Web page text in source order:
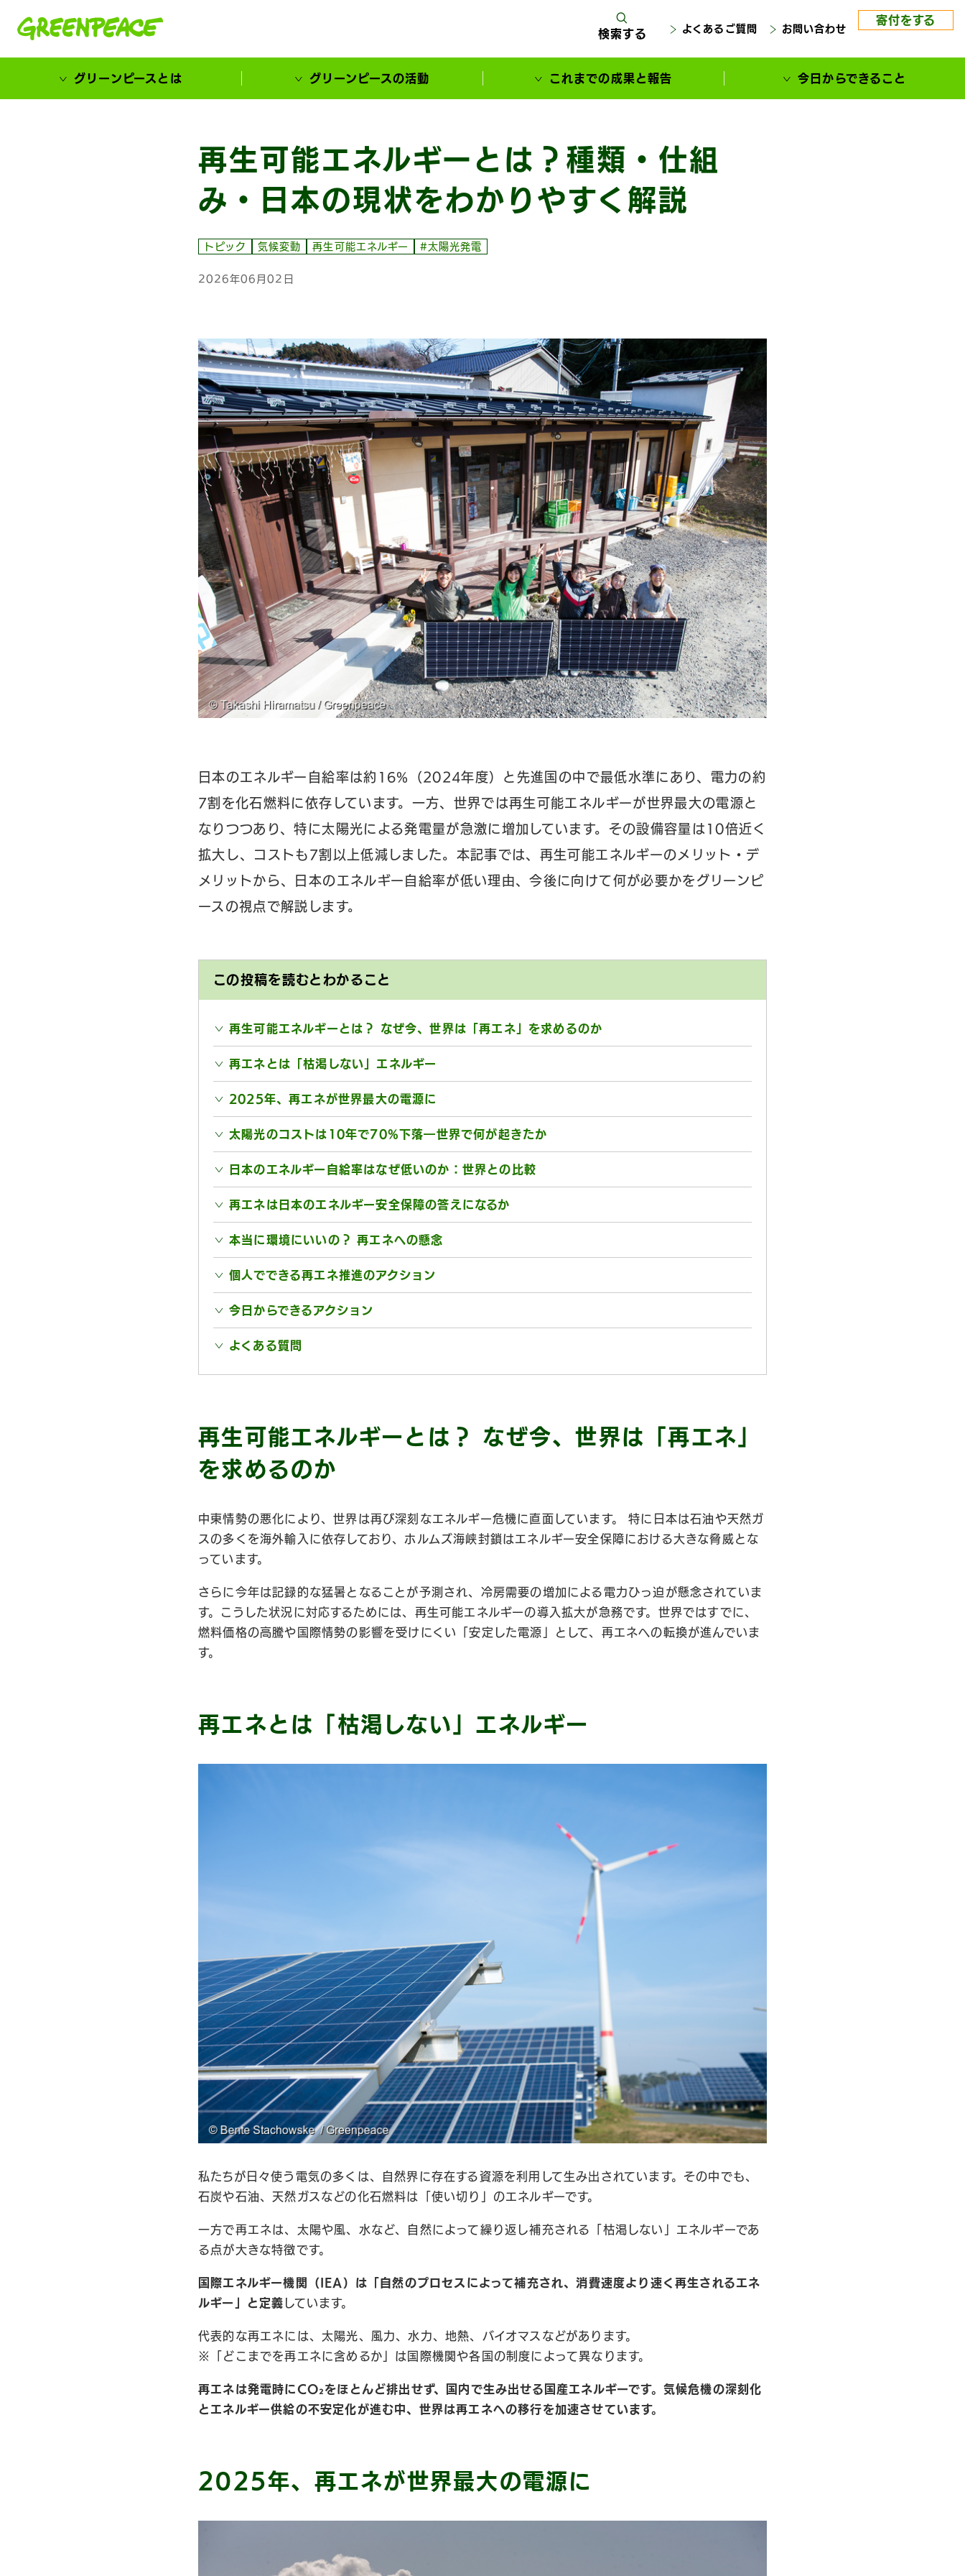
検索する よくあるご質問 お問い合わせ
寄付をする
グリーンピースとは グリーンピースの活動 これまでの成果と報告 今日からできること
再生可能エネルギーとは？種類・仕組
み・日本の現状をわかりやすく解説
トピック 気候変動 再生可能エネルギー #太陽光発電
2026年06月02日
日本のエネルギー自給率は約16%（2024年度）と先進国の中で最低水準にあり、電力の約
7割を化石燃料に依存しています。一方、世界では再生可能エネルギーが世界最大の電源と
なりつつあり、特に太陽光による発電量が急激に増加しています。その設備容量は10倍近く
拡大し、コストも7割以上低減しました。本記事では、再生可能エネルギーのメリット・デ
メリットから、日本のエネルギー自給率が低い理由、今後に向けて何が必要かをグリーンピ
ースの視点で解説します。
この投稿を読むとわかること
再生可能エネルギーとは？ なぜ今、世界は「再エネ」を求めるのか
再エネとは「枯渇しない」エネルギー
2025年、再エネが世界最大の電源に
太陽光のコストは10年で70%下落―世界で何が起きたか
日本のエネルギー自給率はなぜ低いのか：世界との比較
再エネは日本のエネルギー安全保障の答えになるか
本当に環境にいいの？ 再エネへの懸念
個人でできる再エネ推進のアクション
今日からできるアクション
よくある質問
再生可能エネルギーとは？ なぜ今、世界は「再エネ」
を求めるのか
中東情勢の悪化により、世界は再び深刻なエネルギー危機に直面しています。 特に日本は石油や天然ガ
スの多くを海外輸入に依存しており、ホルムズ海峡封鎖はエネルギー安全保障における大きな脅威とな
っています。
さらに今年は記録的な猛暑となることが予測され、冷房需要の増加による電力ひっ迫が懸念されていま
す。こうした状況に対応するためには、再生可能エネルギーの導入拡大が急務です。世界ではすでに、
燃料価格の高騰や国際情勢の影響を受けにくい「安定した電源」として、再エネへの転換が進んでいま
す。
再エネとは「枯渇しない」エネルギー
私たちが日々使う電気の多くは、自然界に存在する資源を利用して生み出されています。その中でも、
石炭や石油、天然ガスなどの化石燃料は「使い切り」のエネルギーです。
一方で再エネは、太陽や風、水など、自然によって繰り返し補充される「枯渇しない」エネルギーであ
る点が大きな特徴です。
国際エネルギー機関（IEA）は「自然のプロセスによって補充され、消費速度より速く再生されるエネ
ルギー」と定義 しています。
代表的な再エネには、太陽光、風力、水力、地熱、バイオマスなどがあります。
※「どこまでを再エネに含めるか」は国際機関や各国の制度によって異なります。
再エネは発電時にCO₂をほとんど排出せず、国内で生み出せる国産エネルギーです。気候危機の深刻化
とエネルギー供給の不安定化が進む中、世界は再エネへの移行を加速させています。
2025年、再エネが世界最大の電源に